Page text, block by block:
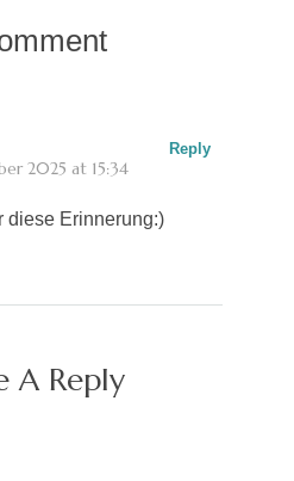
2025 at 15:34
Reply
diese Erinnerung:)
A Reply